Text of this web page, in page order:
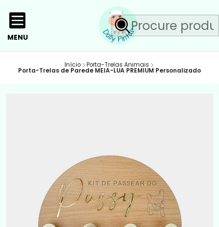
MENU
Início Porta-Trelas Animais
Porta-Trelas de Parede MEIA-LUA PREMIUM Personalizado